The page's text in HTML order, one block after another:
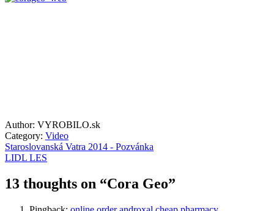
Author: VYROBILO.sk
Category: Video
Staroslovanská Vatra 2014 - Pozvánka
LIDL LES
13 thoughts on “Cora Geo”